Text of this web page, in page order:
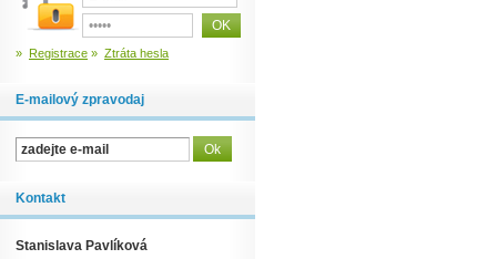
» Registrace » Ztráta hesla
E-mailový zpravodaj
Kontakt
Stanislava Pavlíková